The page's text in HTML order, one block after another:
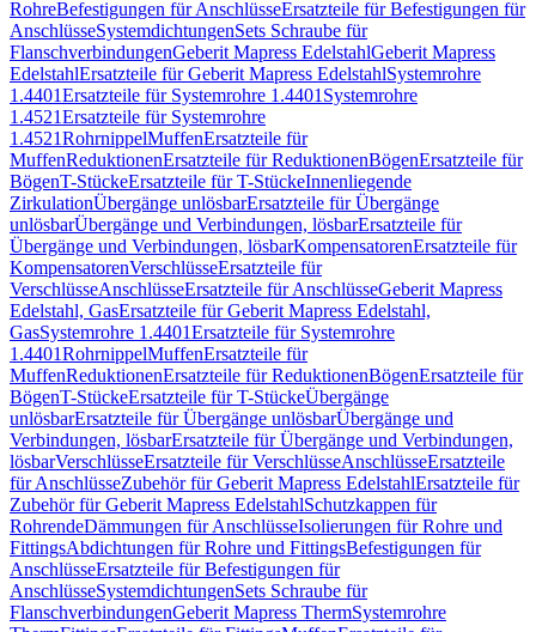
RohreBefestigungen für AnschlüsseErsatzteile für Befestigungen für
AnschlüsseSystemdichtungenSets Schraube für
FlanschverbindungenGeberit Mapress EdelstahlGeberit Mapress
EdelstahlErsatzteile für Geberit Mapress EdelstahlSystemrohre
1.4401Ersatzteile für Systemrohre 1.4401 Systemrohre
1.4521Ersatzteile für Systemrohre
1.4521RohrnippelMuffenErsatzteile für
MuffenReduktionenErsatzteile für ReduktionenBögenErsatzteile für
BögenT-StückeErsatzteile für T-StückeInnenliegende
ZirkulationÜbergänge unlösbarErsatzteile für Übergänge
unlösbarÜbergänge und Verbindungen, lösbarErsatzteile für
Übergänge und Verbindungen, lösbarKompensatorenErsatzteile für
KompensatorenVerschlüsseErsatzteile für
VerschlüsseAnschlüsseErsatzteile für AnschlüsseGeberit Mapress
Edelstahl, GasErsatzteile für Geberit Mapress Edelstahl,
GasSystemrohre 1.4401Ersatzteile für Systemrohre
1.4401RohrnippelMuffenErsatzteile für
MuffenReduktionenErsatzteile für ReduktionenBögenErsatzteile für
BögenT-StückeErsatzteile für T-StückeÜbergänge
unlösbarErsatzteile für Übergänge unlösbarÜbergänge und
Verbindungen, lösbarErsatzteile für Übergänge und Verbindungen,
lösbarVerschlüsseErsatzteile für VerschlüsseAnschlüsseErsatzteile
für AnschlüsseZubehör für Geberit Mapress EdelstahlErsatzteile für
Zubehör für Geberit Mapress EdelstahlSchutzkappen für
RohrendeDämmungen für AnschlüsseIsolierungen für Rohre und
FittingsAbdichtungen für Rohre und FittingsBefestigungen für
AnschlüsseErsatzteile für Befestigungen für
AnschlüsseSystemdichtungenSets Schraube für
FlanschverbindungenGeberit Mapress ThermSystemrohre